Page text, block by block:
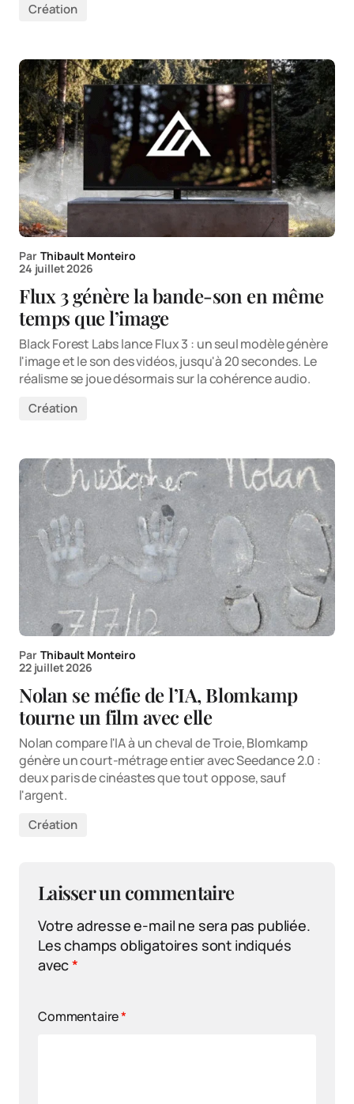
Création
Par Thibault Monteiro
24 juillet 2026
Flux 3 génère la bande-son en même
temps que l’image
Black Forest Labs lance Flux 3 : un seul modèle génère
l'image et le son des vidéos, jusqu'à 20 secondes. Le
réalisme se joue désormais sur la cohérence audio.
Création
Par Thibault Monteiro
22 juillet 2026
Nolan se méfie de l’IA, Blomkamp
tourne un film avec elle
Nolan compare l'IA à un cheval de Troie, Blomkamp
génère un court-métrage entier avec Seedance 2.0 :
deux paris de cinéastes que tout oppose, sauf
l'argent.
Création
Laisser un commentaire
Votre adresse e-mail ne sera pas publiée.
Les champs obligatoires sont indiqués
avec*
Commentaire*